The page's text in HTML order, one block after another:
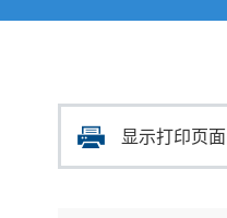
显示打印页面